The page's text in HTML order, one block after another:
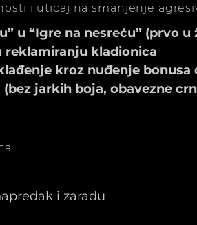
i uticaj na smanjenje
u “Igre na nesreću” (prvo
reklamiranju kladionica
kroz nuđenje bonusa
jarkih boja, obavezne
i zaradu